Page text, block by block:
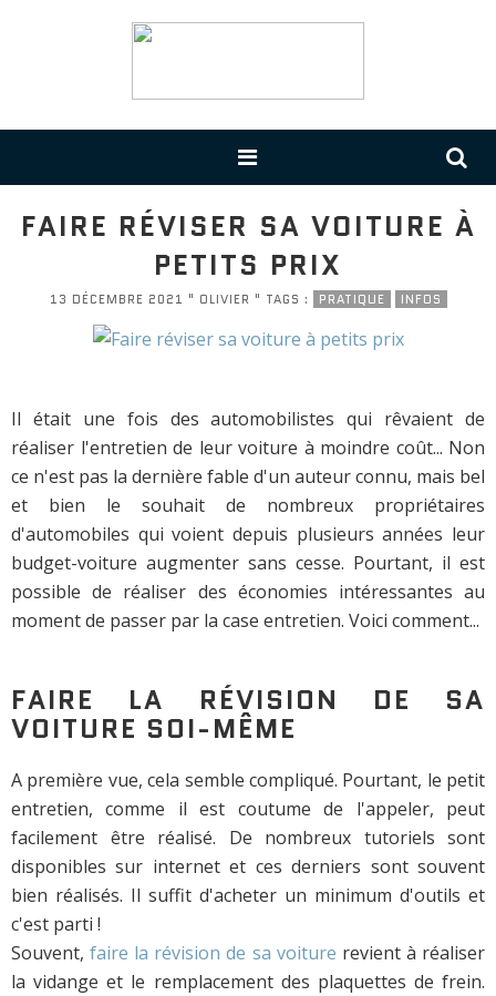
FAIRE RÉVISER SA VOITURE À
PETITS PRIX
13 DÉCEMBRE 2021 " OLIVIER " TAGS : PRATIQUE INFOS
Il était une fois des automobilistes qui rêvaient de
réaliser l'entretien de leur voiture à moindre coût... Non
ce n'est pas la dernière fable d'un auteur connu, mais bel
et bien le souhait de nombreux propriétaires
d'automobiles qui voient depuis plusieurs années leur
budget-voiture augmenter sans cesse. Pourtant, il est
possible de réaliser des économies intéressantes au
moment de passer par la case entretien. Voici comment...
FAIRE LA RÉVISION DE SA
VOITURE SOI-MÊME
A première vue, cela semble compliqué. Pourtant, le petit
entretien, comme il est coutume de l'appeler, peut
facilement être réalisé. De nombreux tutoriels sont
disponibles sur internet et ces derniers sont souvent
bien réalisés. Il suffit d'acheter un minimum d'outils et
c'est parti !
Souvent,faire la révision de sa voiture revient à réaliser
la vidange et le remplacement des plaquettes de frein.